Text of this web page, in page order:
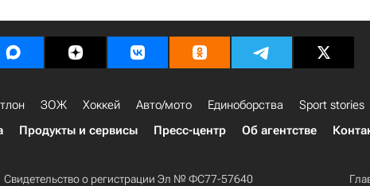
ЗОЖ Хоккей Авто/мото Единоборства Sport stories
Продукты и сервисы Пресс-центр Об агентстве
Свидетельство о регистрации Эл № ФС77-57640